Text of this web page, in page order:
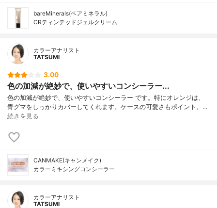
bareMinerals(ベアミネラル)
CRティンテッドジェルクリーム
カラーアナリスト
TATSUMI
3.00
色の加減が絶妙で、使いやすいコンシーラー...
色の加減が絶妙で、使いやすいコンシーラー です。特にオレンジは、
青グマをしっかりカバーしてくれます。ケースの可愛さもポイント。…
続きを見る
CANMAKE(キャンメイク)
カラーミキシングコンシーラー
カラーアナリスト
TATSUMI